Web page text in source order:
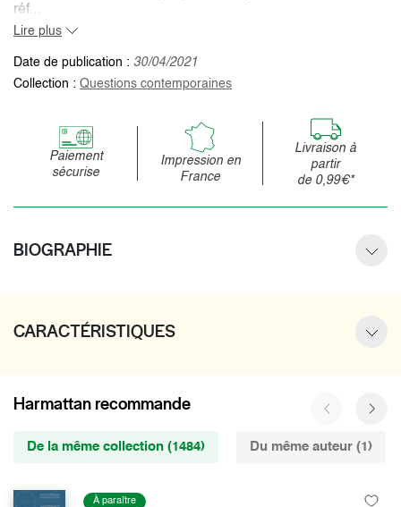
réf...
Lire plus
Date de publication : 30/04/2021
Collection : Questions contemporaines
Paiement
sécurise
Impression en
France
Livraison à
partir
de 0,99€*
BIOGRAPHIE
CARACTÉRISTIQUES
Harmattan recommande
De la même collection (1484) Du même auteur (1)
À paraître